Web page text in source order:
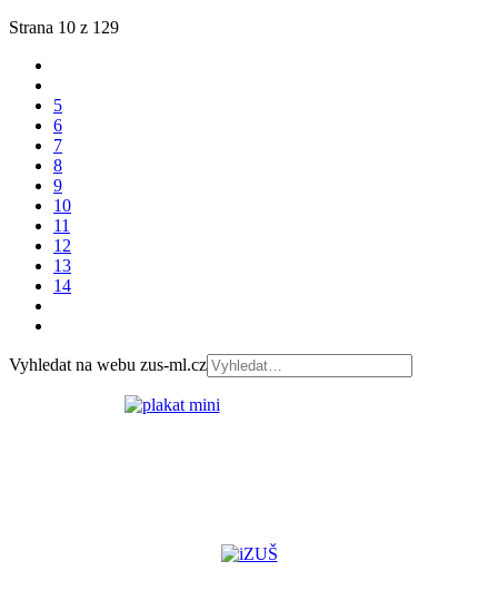
Strana 10 z 129
5
6
7
8
9
10
11
12
13
14
Vyhledat na webu zus-ml.cz